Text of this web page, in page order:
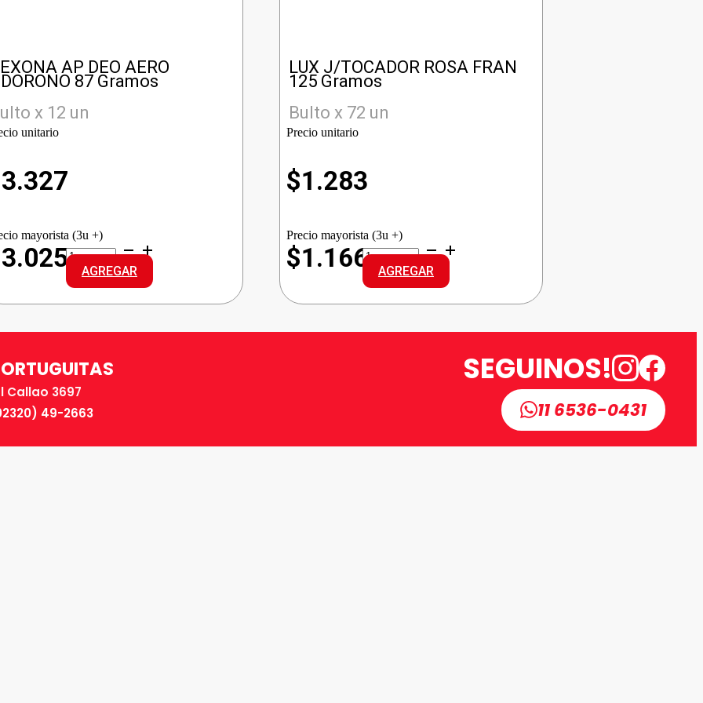
AP DEO AERO
87 Gramos
x 12 un
unitario
3.327
mayorista (3u +)
REXONA
AP
DEO
AERO
ODORONO
AGREGAR
LUX J/TOCADOR ROSA FRAN
125 Gramos
Bulto x 72 un
Precio unitario
$1.283
Precio mayorista (3u +)
$1.166LUX
J/TOCADOR
ROSA
FRAN
cantidad
AGREGAR
Callao 3697
49-2663
SEGUINOS!
11 6536-0431